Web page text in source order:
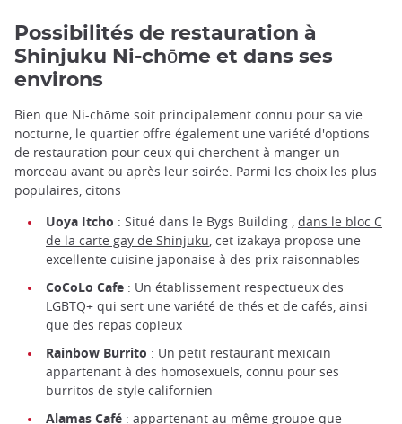
Possibilités de restauration à
Shinjuku Ni-chōme et dans ses
environs
Bien que Ni-chōme soit principalement connu pour sa vie
nocturne, le quartier offre également une variété d'options
de restauration pour ceux qui cherchent à manger un
morceau avant ou après leur soirée. Parmi les choix les plus
populaires, citons
Uoya Itcho : Situé dans le Bygs Building , dans le bloc C
de la carte gay de Shinjuku, cet izakaya propose une
excellente cuisine japonaise à des prix raisonnables
CoCoLo Cafe : Un établissement respectueux des
LGBTQ+ qui sert une variété de thés et de cafés, ainsi
que des repas copieux
Rainbow Burrito : Un petit restaurant mexicain
appartenant à des homosexuels, connu pour ses
burritos de style californien
Alamas Café : appartenant au même groupe que